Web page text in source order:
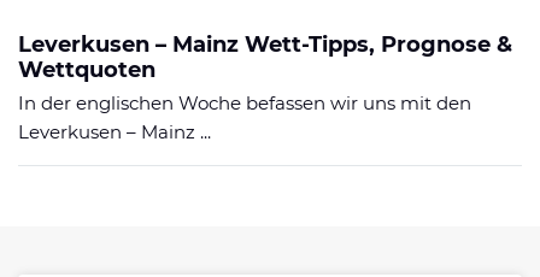
Leverkusen – Mainz Wett-Tipps, Prognose &
Wettquoten
In der englischen Woche befassen wir uns mit den
Leverkusen – Mainz ...